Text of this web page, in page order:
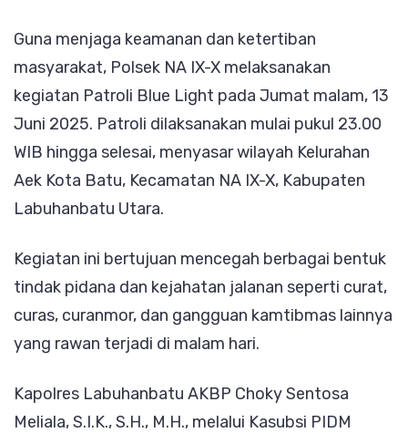
Blue
Light,
Kapolres
Tekankan
Komitmen
Jalanan
Guna menjaga keamanan dan ketertiban
masyarakat, Polsek NA IX-X melaksanakan
kegiatan Patroli Blue Light pada Jumat malam, 13
Juni 2025. Patroli dilaksanakan mulai pukul 23.00
WIB hingga selesai, menyasar wilayah Kelurahan
Aek Kota Batu, Kecamatan NA IX-X, Kabupaten
Labuhanbatu Utara.
Kegiatan ini bertujuan mencegah berbagai bentuk
tindak pidana dan kejahatan jalanan seperti curat,
curas, curanmor, dan gangguan kamtibmas lainnya
yang rawan terjadi di malam hari.
Kapolres Labuhanbatu AKBP Choky Sentosa
Meliala, S.I.K., S.H., M.H., melalui Kasubsi PIDM